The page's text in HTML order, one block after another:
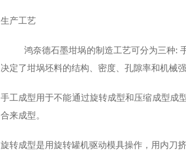
生产工艺
鸿奈德石墨坩埚的制造工艺可分为三种: 手
决定了坩埚坯料的结构、密度、孔隙率和机械强
手工成型用于不能通过旋转成型和压缩成型成
合来成型。
旋转成型是用旋转罐机驱动模具操作，用内刀